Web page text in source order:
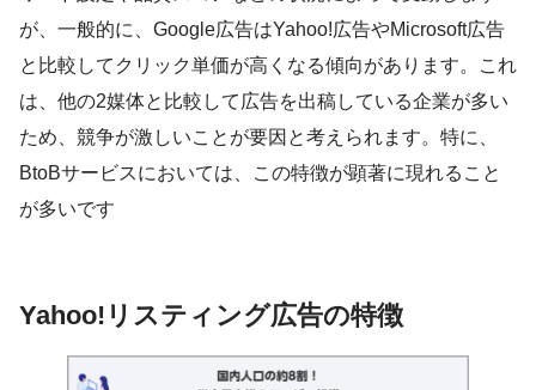
が、一般的に、Google広告はYahoo!広告やMicrosoft広告
と比較してクリック単価が高くなる傾向があります。これ
は、他の2媒体と比較して広告を出稿している企業が多い
ため、競争が激しいことが要因と考えられます。特に、
BtoBサービスにおいては、この特徴が顕著に現れること
が多いです
Yahoo!リスティング広告の特徴